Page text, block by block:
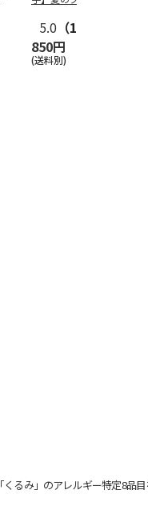
5.0 （10）
850円
(送料別)
るみ」のアレルギー特定8品目